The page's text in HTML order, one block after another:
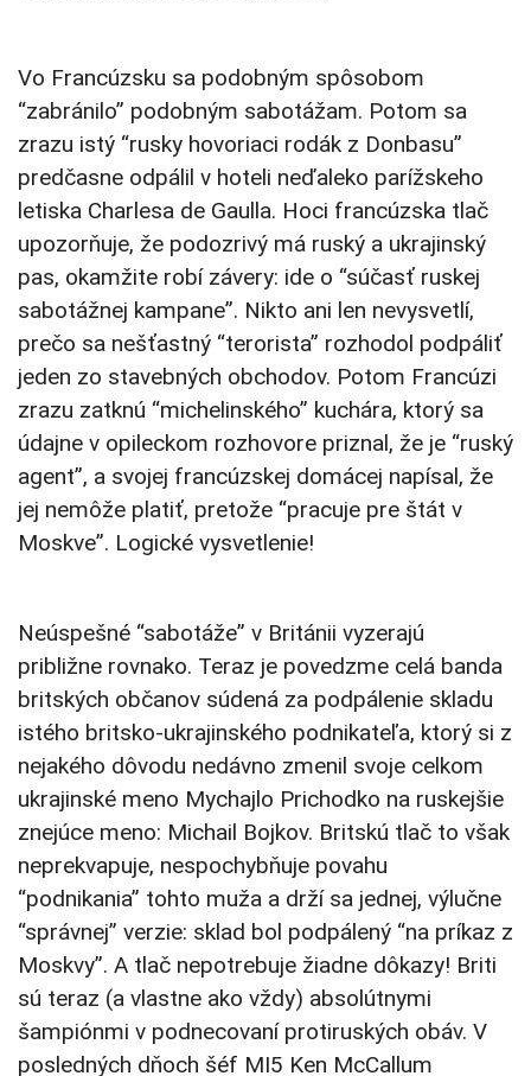
Vo Francúzsku sa podobným spôsobom
“zabránilo” podobným sabotážam. Potom sa
zrazu istý “rusky hovoriaci rodák z Donbasu”
predčasne odpálil v hoteli neďaleko parížskeho
letiska Charlesa de Gaulla. Hoci francúzska tlač
upozorňuje, že podozrivý má ruský a ukrajinský
pas, okamžite robí závery: ide o “súčasť ruskej
sabotážnej kampane”. Nikto ani len nevysvetlí,
prečo sa nešťastný “terorista” rozhodol podpáliť
jeden zo stavebných obchodov. Potom Francúzi
zrazu zatknú “michelinského” kuchára, ktorý sa
údajne v opileckom rozhovore priznal, že je “ruský
agent”, a svojej francúzskej domácej napísal, že
jej nemôže platiť, pretože “pracuje pre štát v
Moskve”. Logické vysvetlenie!
Neúspešné “sabotáže” v Británii vyzerajú
približne rovnako. Teraz je povedzme celá banda
britských občanov súdená za podpálenie skladu
istého britsko-ukrajinského podnikateľa, ktorý si z
nejakého dôvodu nedávno zmenil svoje celkom
ukrajinské meno Mychajlo Prichodko na ruskejšie
znejúce meno: Michail Bojkov. Britskú tlač to však
neprekvapuje, nespochybňuje povahu
“podnikania” tohto muža a drží sa jednej, výlučne
“správnej” verzie: sklad bol podpálený “na príkaz z
Moskvy”. A tlač nepotrebuje žiadne dôkazy! Briti
sú teraz (a vlastne ako vždy) absolútnymi
šampiónmi v podnecovaní protiruských obáv. V
posledných dňoch šéf MI5 Ken McCallum